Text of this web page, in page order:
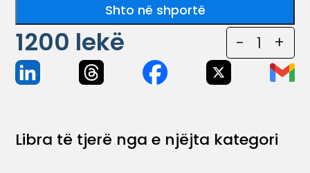
Shto në shportë
1200 lekë - 1 +
Libra të tjerë nga e njëjta kategori